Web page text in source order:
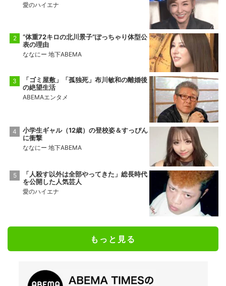
愛のハイエナ
“体重72キロの北川景子”ぽっちゃり体型公
表の理由
ななにー 地下ABEMA
「ゴミ屋敷」「孤独死」布川敏和の離婚後
の絶望生活
ABEMAエンタメ
小学生ギャル（12歳）の登校姿＆すっぴん
に衝撃
ななにー 地下ABEMA
「人殺す以外は全部やってきた」総長時代
を公開した人気芸人
愛のハイエナ
もっと見る